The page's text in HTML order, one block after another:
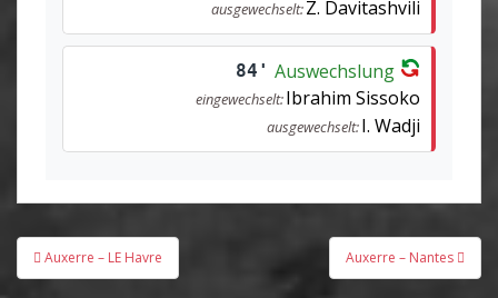
ausgewechselt:Z. Davitashvili
84' Auswechslung
eingewechselt:Ibrahim Sissoko
ausgewechselt:I. Wadji
Beitragsnavigation
Auxerre – LE Havre Auxerre – Nantes